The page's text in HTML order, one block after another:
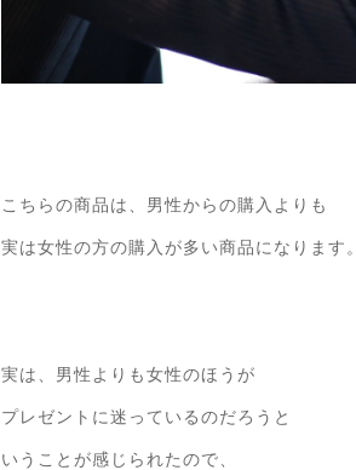
こちらの商品は、男性からの購入よりも
実は女性の方の購入が多い商品になります。
実は、男性よりも女性のほうが
プレゼントに迷っているのだろうと
いうことが感じられたので、